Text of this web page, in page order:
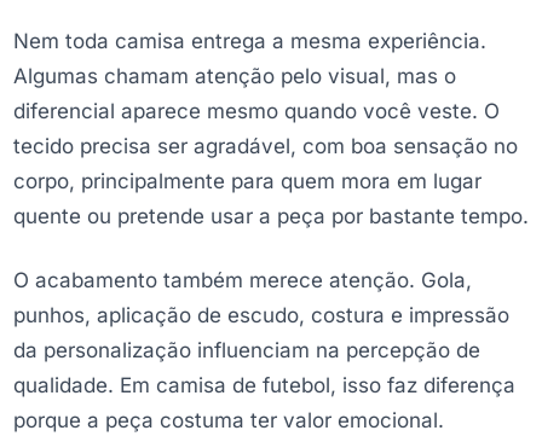
Nem toda camisa entrega a mesma experiência.
Algumas chamam atenção pelo visual, mas o
diferencial aparece mesmo quando você veste. O
tecido precisa ser agradável, com boa sensação no
corpo, principalmente para quem mora em lugar
quente ou pretende usar a peça por bastante tempo.
O acabamento também merece atenção. Gola,
punhos, aplicação de escudo, costura e impressão
da personalização influenciam na percepção de
qualidade. Em camisa de futebol, isso faz diferença
porque a peça costuma ter valor emocional.